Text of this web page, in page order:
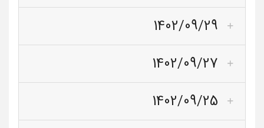
1402/09/29
1402/09/27
1402/09/25